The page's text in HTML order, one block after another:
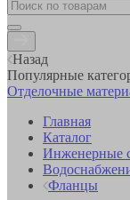
Назад
Популярные
Отделочные
Главная
Каталог
Инженерные
Фланцы